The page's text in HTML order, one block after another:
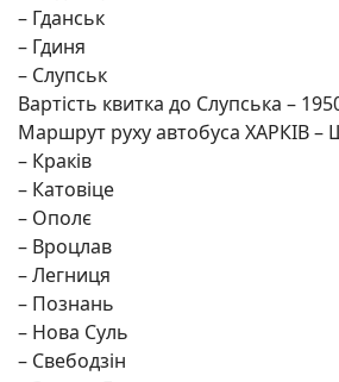
– Гданськ
– Гдиня
– Слупськ
Вартість квитка до Слупська –
Маршрут руху автобуса ХАРКІВ
– Краків
– Катовіце
– Ополє
– Вроцлав
– Легниця
– Познань
– Нова Суль
– Свебодзін